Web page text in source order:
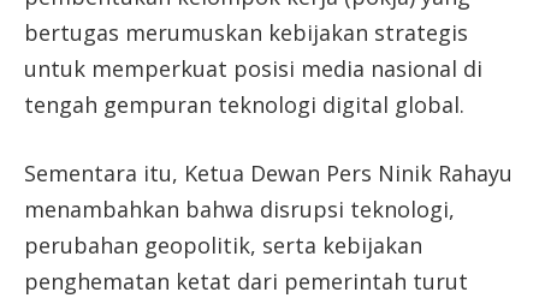
bertugas merumuskan kebijakan strategis
untuk memperkuat posisi media nasional di
tengah gempuran teknologi digital global.
Sementara itu, Ketua Dewan Pers Ninik Rahayu
menambahkan bahwa disrupsi teknologi,
perubahan geopolitik, serta kebijakan
penghematan ketat dari pemerintah turut